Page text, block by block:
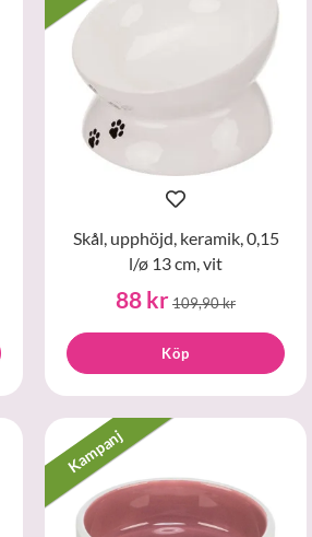
Skål, upphöjd, keramik, 0,15
l/ø 13 cm, vit
88 kr109,90 kr
Köp
Kampanj